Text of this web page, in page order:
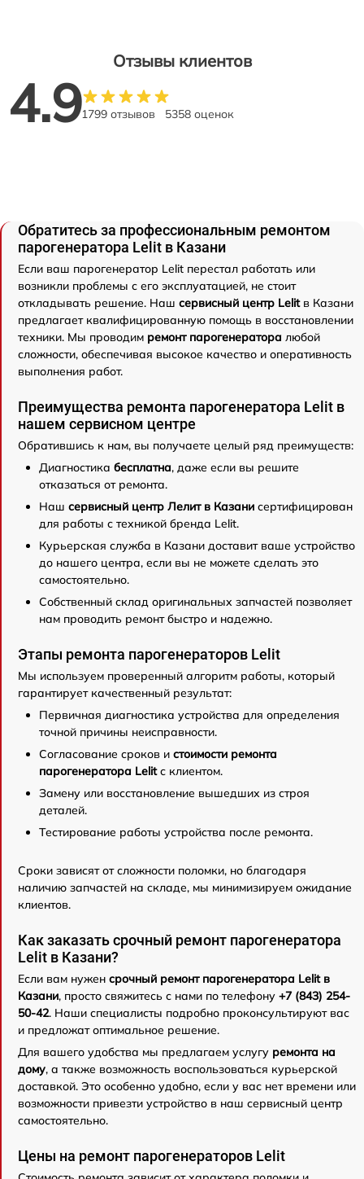
Отзывы клиентов
4.91799 отзывов 5358 оценок
Обратитесь за профессиональным ремонтом
парогенератора Lelit в Казани
Если ваш парогенератор Lelit перестал работать или
возникли проблемы с его эксплуатацией, не стоит
откладывать решение. Наш сервисный центр Lelitв Казани
предлагает квалифицированную помощь в восстановлении
техники. Мы проводим ремонт парогенератора любой
сложности, обеспечивая высокое качество и оперативность
выполнения работ.
Преимущества ремонта парогенератора Lelit в
нашем сервисном центре
Обратившись к нам, вы получаете целый ряд преимуществ:
Диагностика бесплатна, даже если вы решите
отказаться от ремонта.
Наш сервисный центр Лелит в Казани сертифицирован
для работы с техникой бренда Lelit.
Курьерская служба в Казани доставит ваше устройство
до нашего центра, если вы не можете сделать это
самостоятельно.
Собственный склад оригинальных запчастей позволяет
нам проводить ремонт быстро и надежно.
Этапы ремонта парогенераторов Lelit
Мы используем проверенный алгоритм работы, который
гарантирует качественный результат:
Первичная диагностика устройства для определения
точной причины неисправности.
Согласование сроков и стоимости ремонта
парогенератора Lelitс клиентом.
Замену или восстановление вышедших из строя
деталей.
Тестирование работы устройства после ремонта.
Сроки зависят от сложности поломки, но благодаря
наличию запчастей на складе, мы минимизируем ожидание
клиентов.
Как заказать срочный ремонт парогенератора
Lelit в Казани?
Если вам нужен срочный ремонт парогенератора Lelit в
Казани, просто свяжитесь с нами по телефону +7 (843) 254-
50-42. Наши специалисты подробно проконсультируют вас
и предложат оптимальное решение.
Для вашего удобства мы предлагаем услугу ремонта на
дому, а также возможность воспользоваться курьерской
доставкой. Это особенно удобно, если у вас нет времени или
возможности привезти устройство в наш сервисный центр
самостоятельно.
Цены на ремонт парогенераторов Lelit